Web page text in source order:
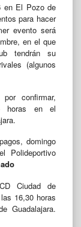
en El Pozo de
para hacer
evento será
en el que
tendrán su
(algunos
confirmar,
horas en el
domingo
Polideportivo
Ciudad de
16,30 horas
Guadalajara.